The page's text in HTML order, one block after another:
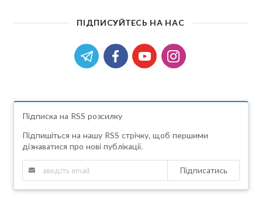
ПІДПИСУЙТЕСЬ НА НАС
Підписка на RSS розсилку
Підпишіться на нашу RSS стрічку, щоб першими
дізнаватися про нові публікації.
Підписатись